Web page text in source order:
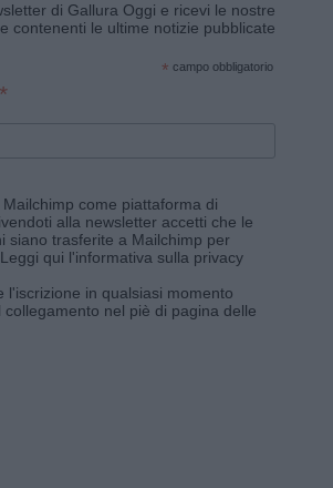
di Gallura Oggi e ricevi le nostre
contenenti le ultime notizie pubblicate
* campo obbligatorio
*
Mailchimp come piattaforma di
alla newsletter accetti che le
siano trasferite a Mailchimp per
Leggi qui l'informativa sulla privacy
l'iscrizione in qualsiasi momento
collegamento nel piè di pagina delle